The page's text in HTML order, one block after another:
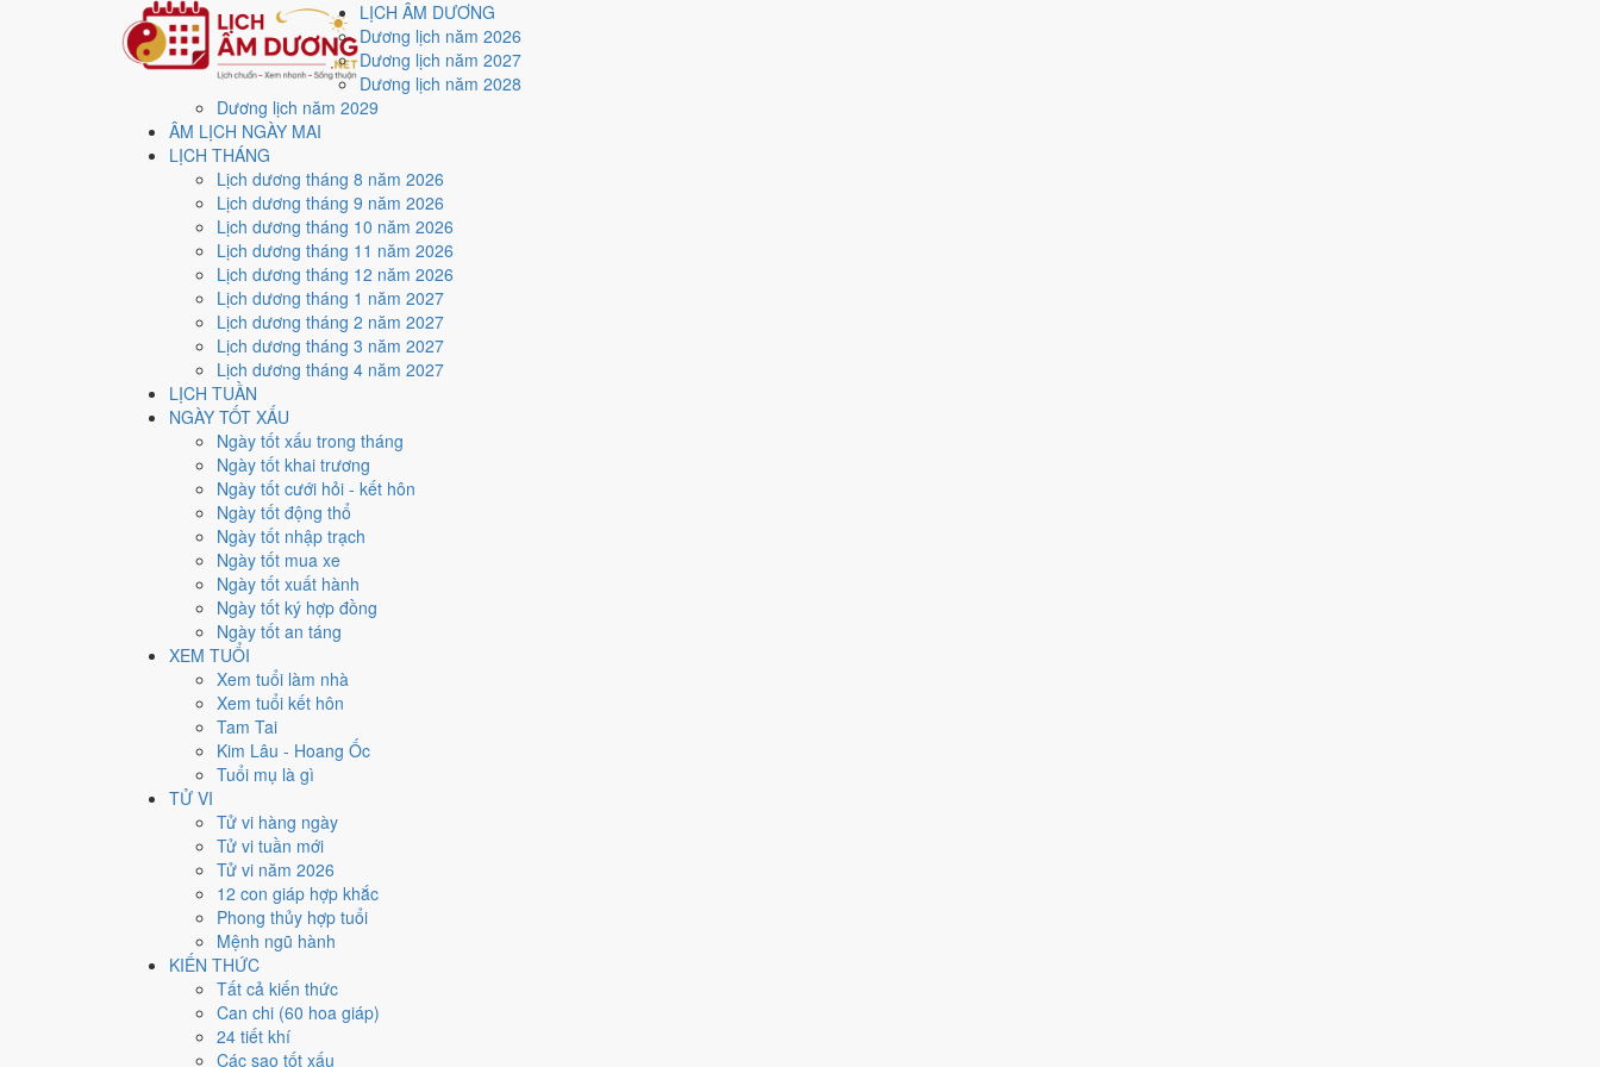
LỊCH ÂM DƯƠNG
Dương lịch năm 2026
Dương lịch năm 2027
Dương lịch năm 2028
Dương lịch năm 2029
ÂM LỊCH NGÀY MAI
LỊCH THÁNG
Lịch dương tháng 8 năm 2026
Lịch dương tháng 9 năm 2026
Lịch dương tháng 10 năm 2026
Lịch dương tháng 11 năm 2026
Lịch dương tháng 12 năm 2026
Lịch dương tháng 1 năm 2027
Lịch dương tháng 2 năm 2027
Lịch dương tháng 3 năm 2027
Lịch dương tháng 4 năm 2027
LỊCH TUẦN
NGÀY TỐT XẤU
Ngày tốt xấu trong tháng
Ngày tốt khai trương
Ngày tốt cưới hỏi - kết hôn
Ngày tốt động thổ
Ngày tốt nhập trạch
Ngày tốt mua xe
Ngày tốt xuất hành
Ngày tốt ký hợp đồng
Ngày tốt an táng
XEM TUỔI
Xem tuổi làm nhà
Xem tuổi kết hôn
Tam Tai
Kim Lâu - Hoang Ốc
Tuổi mụ là gì
TỬ VI
Tử vi hàng ngày
Tử vi tuần mới
Tử vi năm 2026
12 con giáp hợp khắc
Phong thủy hợp tuổi
Mệnh ngũ hành
KIẾN THỨC
Tất cả kiến thức
Can chi (60 hoa giáp)
24 tiết khí
Các sao tốt xấu
Trang chủ
Lịch năm 2027
Tháng 1/2027
Ngày 8/1/2027 (Đinh Hợi)
Xem ngày8/1/2027
Ngày 8/1/2027 dương lịch (Thứ Sáu) là ngày 1/12/2026 âm lịch
điểm trung bình7.7/10cho các việc quan trọng. Giờ Hoàng Đạo trong ngày:
Ngày Dương
Thứ Sáu
Tháng 1 năm 2027
Tháng 12 âm năm 2026
Đinh Hợi
Ngày Đinh Hợi có Trực
Mão, Mùi, Dần hợp ngày; tuổi
Ngày 8/1/2027 tốt hay xấu cho việc gì?
Ngày 8/1/2027 đạt7.7/10
Sao Minh Đường hoàng đạo nên điểm từng việc chênh nhau như bảng dưới.
Cưới hỏi - đính hôn
Rất tốt